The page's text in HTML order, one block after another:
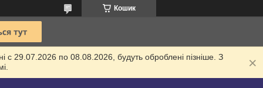
Кошик
с 29.07.2026 по 08.08.2026, будуть оброблені пізніше. З